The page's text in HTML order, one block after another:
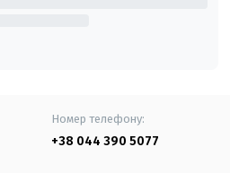
Номер телефону:
+38 044 390 5077